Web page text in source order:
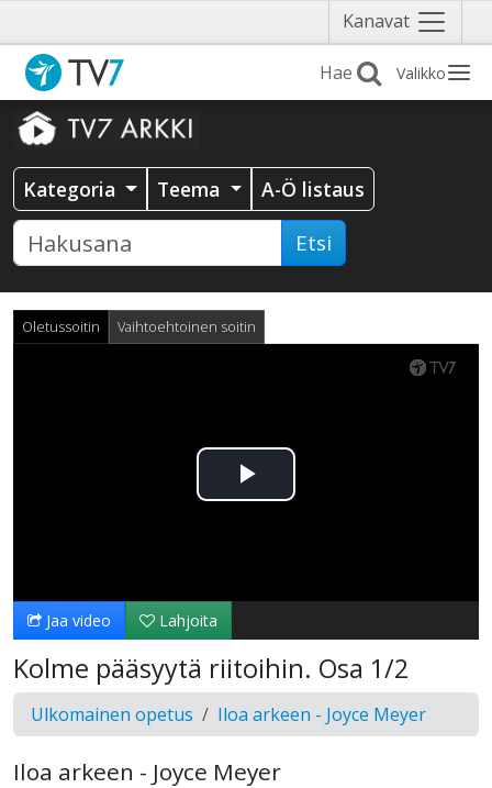
Kanavat Näytä
valikko
Valikko
Kategoria Teema A-Ö listaus
Etsi
Oletussoitin Vaihtoehtoinen soitin
Toista
Jaa video Lahjoita
Kolme pääsyytä riitoihin. Osa 1/2
Ulkomainen opetus Iloa arkeen - Joyce Meyer
Iloa arkeen - Joyce Meyer